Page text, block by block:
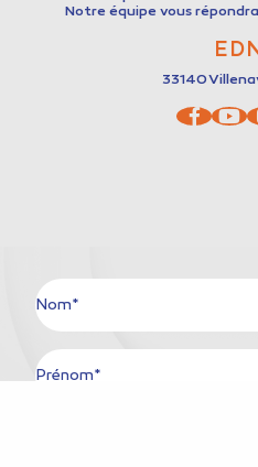
Notre équipe vous
33140
Nom*
Prénom*